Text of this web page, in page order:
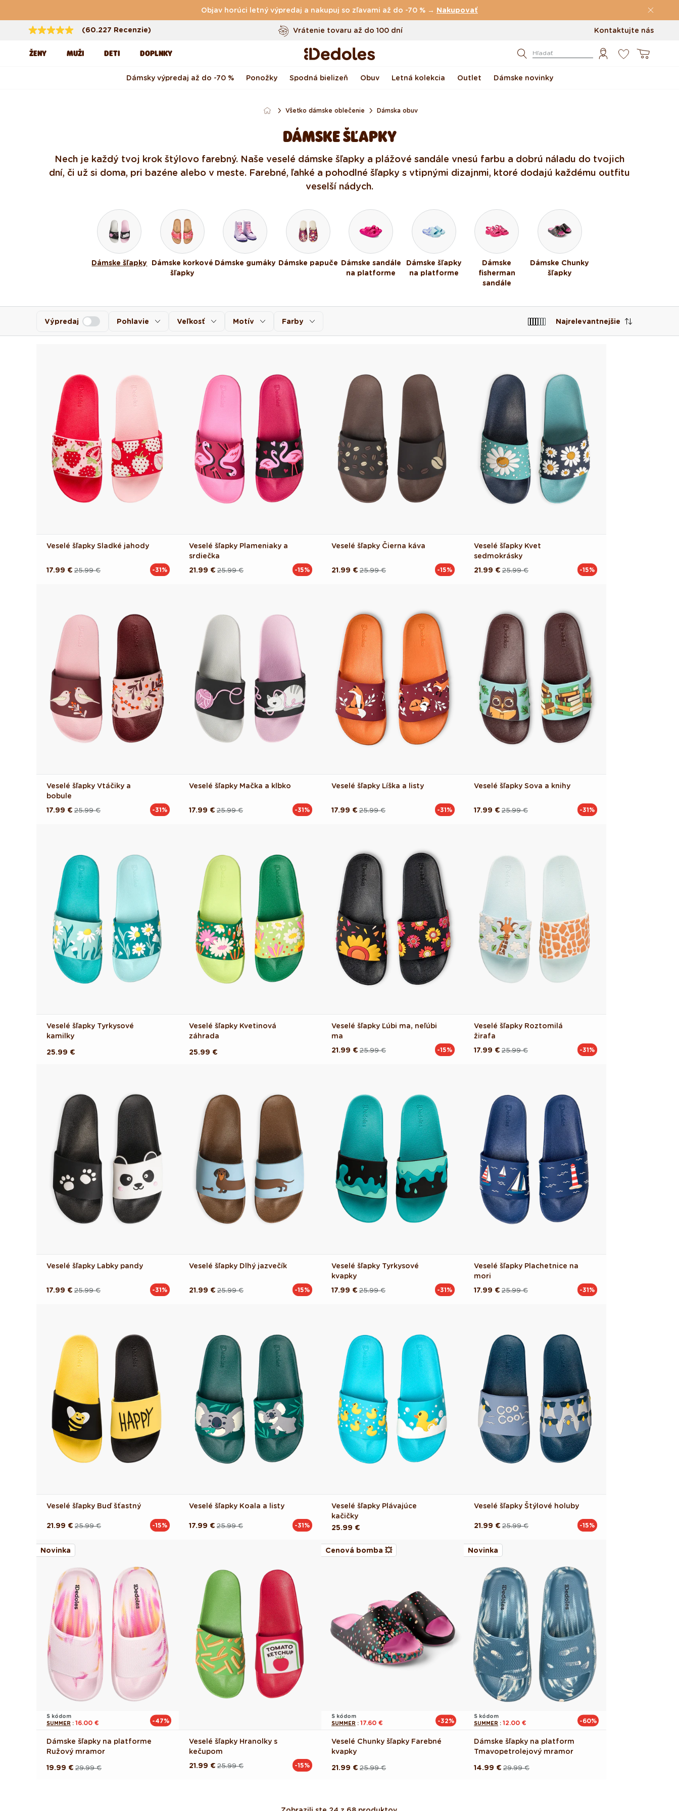
Objav horúci letný výpredaj a nakupuj so zľavami až do -70 % → Nakupovať
(60.227 Recenzie)
Vrátenie tovaru až do 100 dní
Originálny dizajn navrhnutý u nás
Rýchle odoslanie do <48 hod
Kontaktujte nás
ŽENY MUŽI DETI DOPLNKY Hľadať Košík
Dámsky výpredaj až do -70 % Ponožky Spodná bielizeň Obuv Letná kolekcia Outlet Dámske novinky
Všetko dámske oblečenie Dámska obuv
DÁMSKE ŠĽAPKY
Nech je každý tvoj krok štýlovo farebný. Naše veselé dámske šľapky a plážové sandále vnesú farbu a dobrú náladu do tvojich
dní, či už si doma, pri bazéne alebo v meste. Farebné, ľahké a pohodlné šľapky s vtipnými dizajnmi, ktoré dodajú každému outfitu
veselší nádych.
Dámske šľapky
Dámske korkové
šľapky
Dámske gumáky Dámske papuče Dámske sandále
na platforme
Dámske šľapky
na platforme
Dámske
fisherman
sandále
Dámske Chunky
šľapky
Pohlavie Veľkosť Motív Farby
Výpredaj Najrelevantnejšie
Veselé šľapky Sladké jahody
Pôvodná25.99 €
Akciová
17.99 € -31%
Veselé šľapky Plameniaky a
srdiečka
Pôvodná25.99 €
Akciová
21.99 € -15%
Veselé šľapky Čierna káva
Pôvodná25.99 €
Akciová
21.99 € -15%
Veselé šľapky Kvet
sedmokrásky
Pôvodná25.99 €
Akciová
21.99 € -15%
Veselé šľapky Vtáčiky a
bobule
Pôvodná25.99 €
Akciová
17.99 € -31%
Veselé šľapky Mačka a klbko
Pôvodná25.99 €
Akciová
17.99 € -31%
Veselé šľapky Líška a listy
Pôvodná25.99 €
Akciová
17.99 € -31%
Veselé šľapky Sova a knihy
Pôvodná25.99 €
Akciová
17.99 € -31%
Veselé šľapky Tyrkysové
kamilky
Pôvodná
25.99 €
Veselé šľapky Kvetinová
záhrada
Pôvodná
25.99 €
Veselé šľapky Ľúbi ma, neľúbi
ma
Pôvodná25.99 €
Akciová
21.99 € -15%
Veselé šľapky Roztomilá
žirafa
Pôvodná25.99 €
Akciová
17.99 € -31%
Veselé šľapky Labky pandy
Pôvodná25.99 €
Akciová
17.99 € -31%
Veselé šľapky Dlhý jazvečík
Pôvodná25.99 €
Akciová
21.99 € -15%
Veselé šľapky Tyrkysové
kvapky
Pôvodná25.99 €
Akciová
17.99 € -31%
Veselé šľapky Plachetnice na
mori
Pôvodná25.99 €
Akciová
17.99 € -31%
Veselé šľapky Buď šťastný
Pôvodná25.99 €
Akciová
21.99 € -15%
Veselé šľapky Koala a listy
Pôvodná25.99 €
Akciová
17.99 € -31%
Veselé šľapky Plávajúce
kačičky
Pôvodná
25.99 €
Veselé šľapky Štýlové holuby
Pôvodná25.99 €
Akciová
21.99 € -15%
Novinka
S kódom
SUMMER : 16.00 € -47%
Dámske šľapky na platforme
Ružový mramor
Pôvodná29.99 €
Akciová
19.99 €
Veselé šľapky Hranolky s
kečupom
Pôvodná25.99 €
Akciová
21.99 € -15%
Cenová bomba 💥
S kódom
SUMMER : 17.60 € -32%
Veselé Chunky šľapky Farebné
kvapky
Pôvodná25.99 €
Akciová
21.99 €
Novinka
S kódom
SUMMER : 12.00 € -60%
Dámske šľapky na platform
Tmavo­petrolejový mramor
Pôvodná29.99 €
Akciová
14.99 €